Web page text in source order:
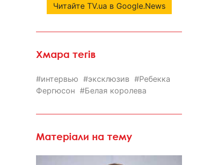
Читайте TV.ua в Google.News
Хмара тегів
интервью эксклюзив
Ребекка
Фергюсон
Белая королева
Матеріали на тему